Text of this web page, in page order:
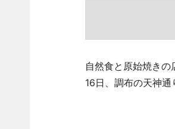
自然食と原始焼き
16日、調布の天神通